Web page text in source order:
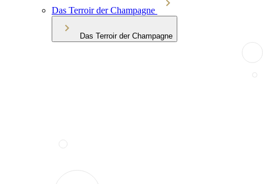
Das Terroir der Champagne
Das Terroir der Champagne